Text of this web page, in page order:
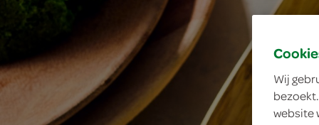
Wij
website